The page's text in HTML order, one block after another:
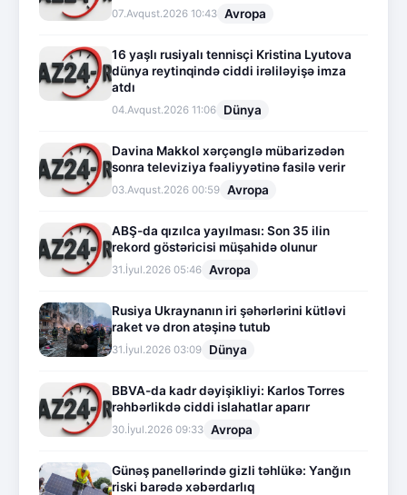
07.Avqust.2026 10:43 Avropa
16 yaşlı rusiyalı tennisçi Kristina Lyutova
dünya reytinqində ciddi irəliləyişə imza
atdı
04.Avqust.2026 11:06 Dünya
Davina Makkol xərçənglə mübarizədən
sonra televiziya fəaliyyətinə fasilə verir
03.Avqust.2026 00:59 Avropa
ABŞ-da qızılca yayılması: Son 35 ilin
rekord göstəricisi müşahidə olunur
31.İyul.2026 05:46 Avropa
Rusiya Ukraynanın iri şəhərlərini kütləvi
raket və dron atəşinə tutub
31.İyul.2026 03:09 Dünya
BBVA-da kadr dəyişikliyi: Karlos Torres
rəhbərlikdə ciddi islahatlar aparır
30.İyul.2026 09:33 Avropa
Günəş panellərində gizli təhlükə: Yanğın
riski barədə xəbərdarlıq